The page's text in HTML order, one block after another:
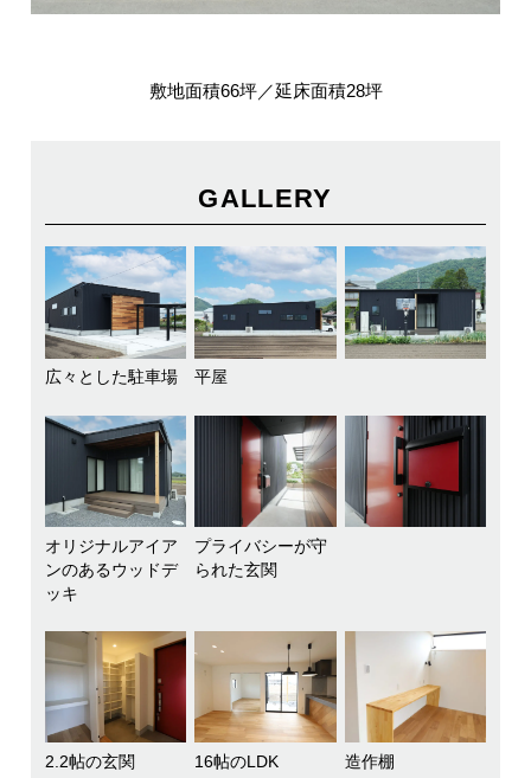
敷地面積66坪／延床面積28坪
GALLERY
広々とした駐車場 平屋
オリジナルアイア
ンのあるウッドデ
ッキ
プライバシーが守
られた玄関
2.2帖の玄関 16帖のLDK 造作棚